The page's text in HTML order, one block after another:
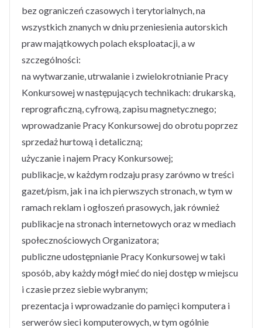
bez ograniczeń czasowych i terytorialnych, na
wszystkich znanych w dniu przeniesienia autorskich
praw majątkowych polach eksploatacji, a w
szczególności:
na wytwarzanie, utrwalanie i zwielokrotnianie Pracy
Konkursowej w następujących technikach: drukarską,
reprograficzną, cyfrową, zapisu magnetycznego;
wprowadzanie Pracy Konkursowej do obrotu poprzez
sprzedaż hurtową i detaliczną;
użyczanie i najem Pracy Konkursowej;
publikacje, w każdym rodzaju prasy zarówno w treści
gazet/pism, jak i na ich pierwszych stronach, w tym w
ramach reklam i ogłoszeń prasowych, jak również
publikacje na stronach internetowych oraz w mediach
społecznościowych Organizatora;
publiczne udostępnianie Pracy Konkursowej w taki
sposób, aby każdy mógł mieć do niej dostęp w miejscu
i czasie przez siebie wybranym;
prezentacja i wprowadzanie do pamięci komputera i
serwerów sieci komputerowych, w tym ogólnie